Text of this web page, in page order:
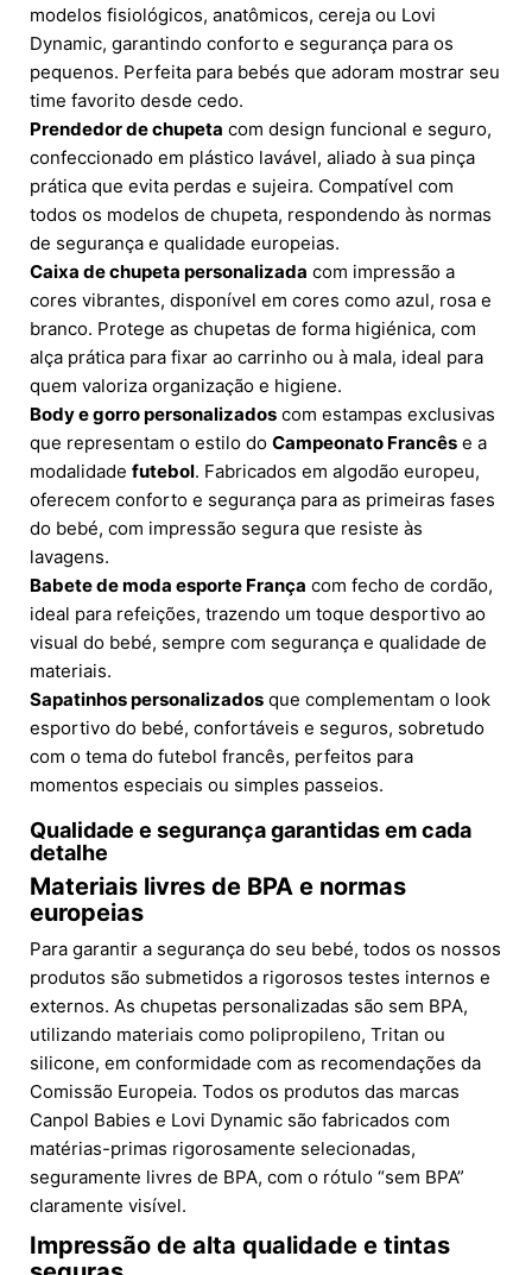
modelos fisiológicos, anatômicos, cereja ou Lovi
Dynamic, garantindo conforto e segurança para os
pequenos. Perfeita para bebés que adoram mostrar seu
time favorito desde cedo.
Prendedor de chupeta com design funcional e seguro,
confeccionado em plástico lavável, aliado à sua pinça
prática que evita perdas e sujeira. Compatível com
todos os modelos de chupeta, respondendo às normas
de segurança e qualidade europeias.
Caixa de chupeta personalizada com impressão a
cores vibrantes, disponível em cores como azul, rosa e
branco. Protege as chupetas de forma higiénica, com
alça prática para fixar ao carrinho ou à mala, ideal para
quem valoriza organização e higiene.
Body e gorro personalizados com estampas exclusivas
que representam o estilo do Campeonato Francês e a
modalidade futebol. Fabricados em algodão europeu,
oferecem conforto e segurança para as primeiras fases
do bebé, com impressão segura que resiste às
lavagens.
Babete de moda esporte França com fecho de cordão,
ideal para refeições, trazendo um toque desportivo ao
visual do bebé, sempre com segurança e qualidade de
materiais.
Sapatinhos personalizados que complementam o look
esportivo do bebé, confortáveis e seguros, sobretudo
com o tema do futebol francês, perfeitos para
momentos especiais ou simples passeios.
Qualidade e segurança garantidas em cada
detalhe
Materiais livres de BPA e normas
europeias
Para garantir a segurança do seu bebé, todos os nossos
produtos são submetidos a rigorosos testes internos e
externos. As chupetas personalizadas são sem BPA,
utilizando materiais como polipropileno, Tritan ou
silicone, em conformidade com as recomendações da
Comissão Europeia. Todos os produtos das marcas
Canpol Babies e Lovi Dynamic são fabricados com
matérias-primas rigorosamente selecionadas,
seguramente livres de BPA, com o rótulo “sem BPA”
claramente visível.
Impressão de alta qualidade e tintas